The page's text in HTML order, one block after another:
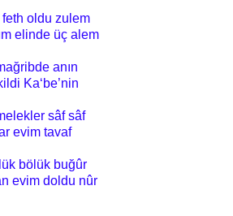
feth oldu zulem
elinde üç alem
anın
Ka‘be’nin
sâf sâf
evim tavaf
bölük buğûr
evim doldu nûr